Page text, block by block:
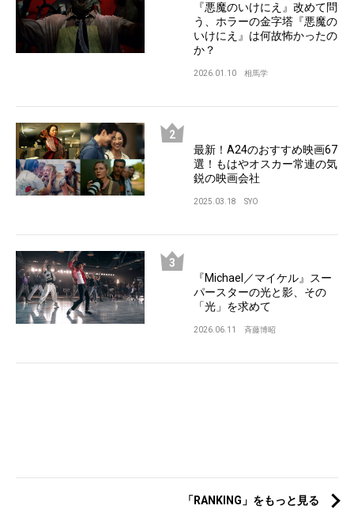
『悪魔のいけにえ』改めて問
う、ホラーの金字塔『悪魔の
いけにえ』は何故怖かったの
か？
2026.01.10 相馬学
最新！A24のおすすめ映画67
選！もはやオスカー常連の気
鋭の映画会社
2025.03.18 SYO
『Michael／マイケル』スー
パースターの光と影、その
「光」を求めて
2026.06.11 斉藤博昭
「RANKING」をもっと見る